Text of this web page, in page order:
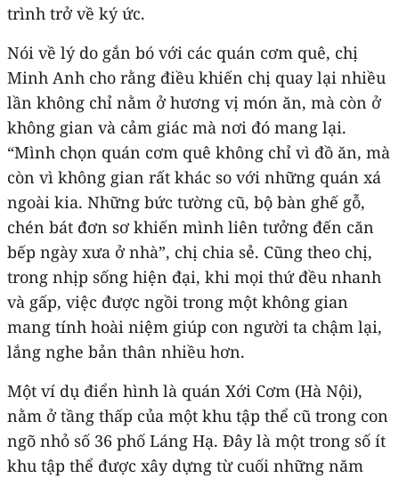
trình trở về ký ức.
Nói về lý do gắn bó với các quán cơm quê, chị
Minh Anh cho rằng điều khiến chị quay lại nhiều
lần không chỉ nằm ở hương vị món ăn, mà còn ở
không gian và cảm giác mà nơi đó mang lại.
“Mình chọn quán cơm quê không chỉ vì đồ ăn, mà
còn vì không gian rất khác so với những quán xá
ngoài kia. Những bức tường cũ, bộ bàn ghế gỗ,
chén bát đơn sơ khiến mình liên tưởng đến căn
bếp ngày xưa ở nhà”, chị chia sẻ. Cũng theo chị,
trong nhịp sống hiện đại, khi mọi thứ đều nhanh
và gấp, việc được ngồi trong một không gian
mang tính hoài niệm giúp con người ta chậm lại,
lắng nghe bản thân nhiều hơn.
Một ví dụ điển hình là quán Xới Cơm (Hà Nội),
nằm ở tầng thấp của một khu tập thể cũ trong con
ngõ nhỏ số 36 phố Láng Hạ. Đây là một trong số ít
khu tập thể được xây dựng từ cuối những năm